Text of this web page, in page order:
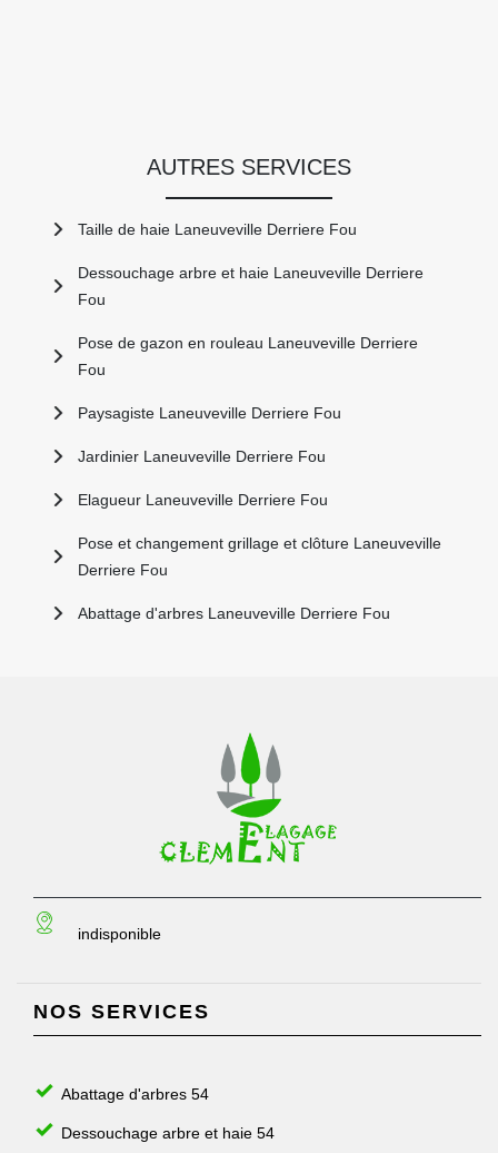
AUTRES SERVICES
Taille de haie Laneuveville Derriere Fou
Dessouchage arbre et haie Laneuveville Derriere
Fou
Pose de gazon en rouleau Laneuveville Derriere
Fou
Paysagiste Laneuveville Derriere Fou
Jardinier Laneuveville Derriere Fou
Elagueur Laneuveville Derriere Fou
Pose et changement grillage et clôture Laneuveville
Derriere Fou
Abattage d'arbres Laneuveville Derriere Fou
indisponible
NOS SERVICES
Abattage d'arbres 54
Dessouchage arbre et haie 54